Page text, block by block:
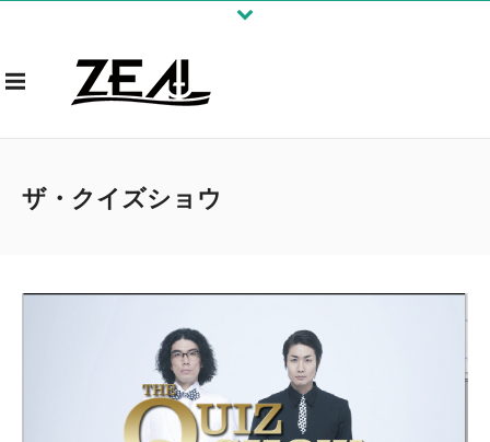
ザ・クイズショウ